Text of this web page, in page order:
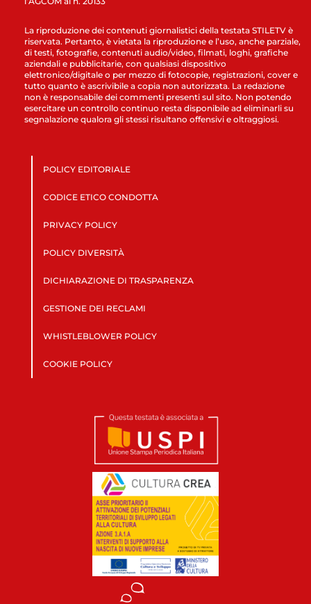
La riproduzione dei contenuti giornalistici della testata STILETV è
riservata. Pertanto, è vietata la riproduzione e l’uso, anche parziale,
di testi, fotografie, contenuti audio/video, filmati, loghi, grafiche
aziendali e pubblicitarie, con qualsiasi dispositivo
elettronico/digitale o per mezzo di fotocopie, registrazioni, cover e
tutto quanto è ascrivibile a copia non autorizzata. La redazione
non è responsabile dei commenti presenti sul sito. Non potendo
esercitare un controllo continuo resta disponibile ad eliminarli su
segnalazione qualora gli stessi risultano offensivi e oltraggiosi.
POLICY EDITORIALE
CODICE ETICO CONDOTTA
PRIVACY POLICY
POLICY DIVERSITÀ
DICHIARAZIONE DI TRASPARENZA
GESTIONE DEI RECLAMI
WHISTLEBLOWER POLICY
COOKIE POLICY